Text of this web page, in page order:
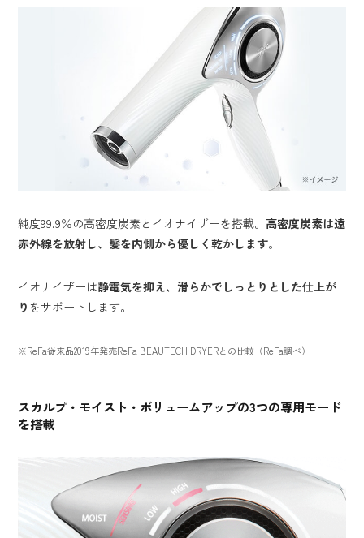
純度99.9％の高密度炭素とイオナイザーを搭載。 高密度炭素は遠
赤外線を放射し、髪を内側から優しく乾かします。
イオナイザーは静電気を抑え、滑らかでしっとりとした仕上が
り をサポートします。
※ReFa従来品2019年発売ReFa BEAUTECH DRYERとの比較（ReFa調べ）
スカルプ・モイスト・ボリュームアップの3つの専用モード
を搭載